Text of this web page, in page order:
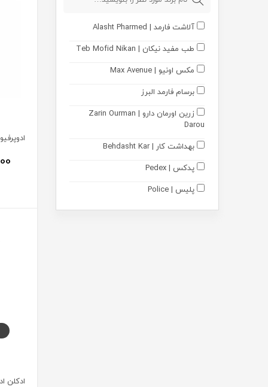
مادر و کودک
ارتوپدی
تجهیزات پزشکی
محصولات زناشویی
آلاشت فارمد | Alasht Pharmed
طب مفید نیکان | Teb Mofid Nikan
مکس اونیو | Max Avenue
برسام فارمد البرز
زرین اورمان دارو | Zarin Ourman
Darou
بهداشت کار | Behdasht Kar
پدکس | Pedex
پلیس | Police
فورمی | 4Me